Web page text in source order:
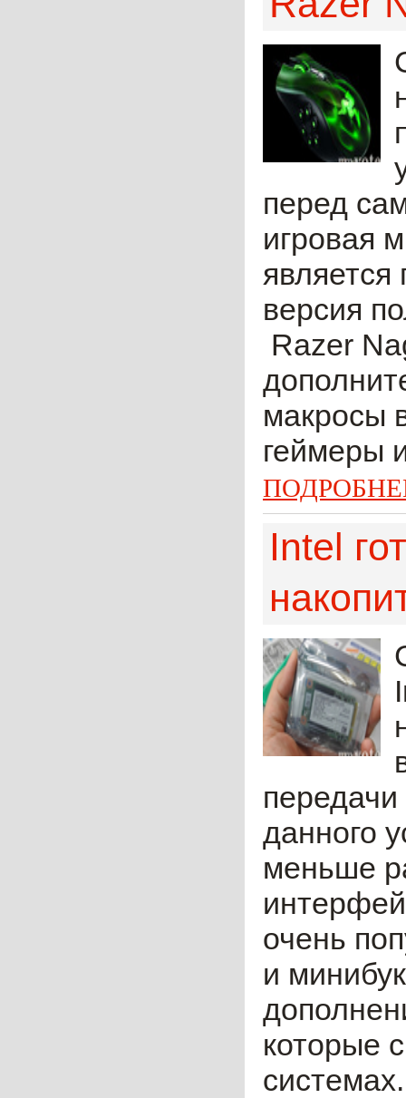
перед
игровая
версия
Razer
макросы
геймеры
Intel
данного
меньше
очень
и
которые